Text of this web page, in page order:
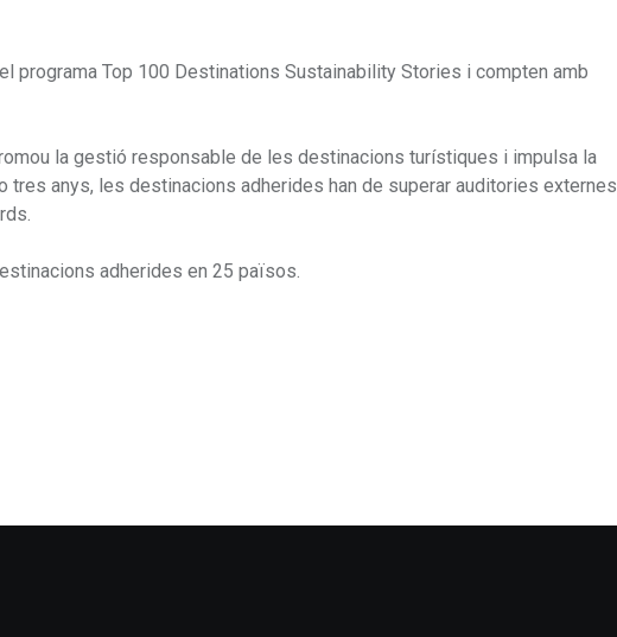
programa Top 100 Destinations Sustainability Stories i compten amb
la gestió responsable de les destinacions turístiques i impulsa la
anys, les destinacions adherides han de superar auditories externes
adherides en 25 països.